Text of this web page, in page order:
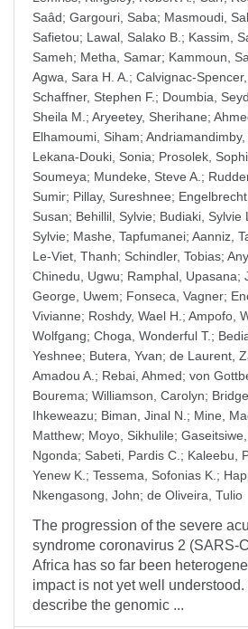
Saâd; Gargouri, Saba; Masmoudi,
Safietou; Lawal, Salako B. ; Kassim,
Sameh; Metha, Samar; Kammoun,
Agwa, Sara H. A. ; Calvignac-
Schaffner, Stephen F. ; Doumbia,
Sheila M. ; Aryeetey, Sherihane;
Elhamoumi, Siham;
Lekana-Douki, Sonia; Prosolek,
Soumeya; Mundeke, Steve A. ;
Sumir; Pillay, Sureshnee;
Susan; Behillil, Sylvie; Budiaki, Sylvie L.
Sylvie; Mashe, Tapfumanei; Aanniz,
Le-Viet, Thanh; Schindler, Tobias;
Chinedu, Ugwu; Ramphal, Upasana;
George, Uwem; Fonseca, Vagner;
Vivianne; Roshdy, Wael H. ; Ampofo,
Wolfgang; Choga, Wonderful T.;
Yeshnee; Butera, Yvan; de Laurent,
Amadou A. ; Rebai, Ahmed; von
Bourema; Williamson, Carolyn;
Ihkeweazu; Biman, Jinal N. ; Mine,
Matthew; Moyo, Sikhulile;
Ngonda; Sabeti, Pardis C. ; Kaleebu,
Yenew K. ; Tessema, Sofonias K. ;
Nkengasong, John; de Oliveira, Tulio
The progression of the severe
syndrome coronavirus 2 (SARS-
Africa has so far been
impact is not yet well
describe the genomic ...